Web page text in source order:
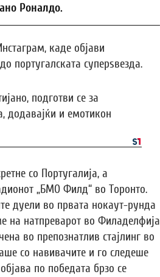
Роналдо.
каде објави
португалската суперѕвезда.
подготви се за
додавајќи и емотикон
со Португалија, а
„БМО Филд“ во Торонто.
дуели во првата нокаут-рунда
на натпреварот во Филаделфија
во препознатлив стајлинг во
со навивачите и го следеше
по победата брзо се